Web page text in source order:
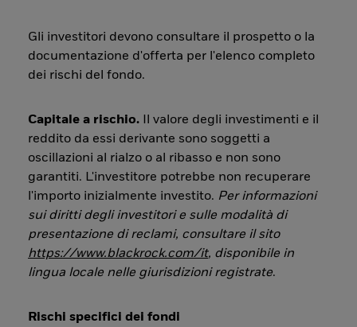
Gli investitori devono consultare il prospetto o la
documentazione d'offerta per l'elenco completo
dei rischi del fondo.
Capitale a rischio. Il valore degli investimenti e il
reddito da essi derivante sono soggetti a
oscillazioni al rialzo o al ribasso e non sono
garantiti. L'investitore potrebbe non recuperare
l'importo inizialmente investito. Per informazioni
sui diritti degli investitori e sulle modalità di
presentazione di reclami, consultare il sito
https://www.blackrock.com/it, disponibile in
lingua locale nelle giurisdizioni registrate.
Rischi specifici dei fondi